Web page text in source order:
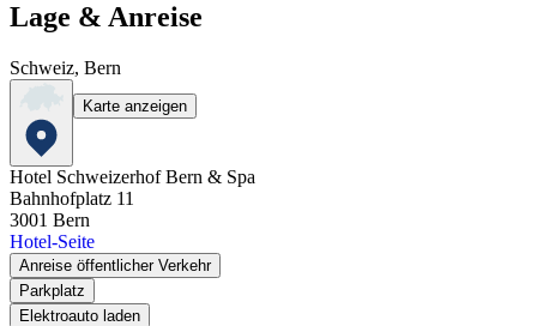
Lage & Anreise
Schweiz, Bern
Karte anzeigen
Hotel Schweizerhof Bern & Spa
Bahnhofplatz 11
3001 Bern
Hotel-Seite
Anreise öffentlicher Verkehr
Parkplatz
Elektroauto laden